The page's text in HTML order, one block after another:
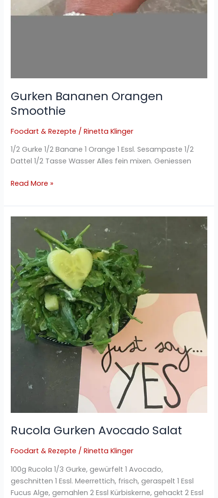
Gurken Bananen Orangen
Smoothie
Foodart & Rezepte /Rinetta Klinger
1/2 Gurke 1/2 Banane 1 Orange 1 Essl. Sesampaste 1/2
Dattel 1/2 Tasse Wasser Alles fein mixen. Geniessen
Read More »
Rucola Gurken Avocado Salat
Foodart & Rezepte /Rinetta Klinger
100g Rucola 1/3 Gurke, gewürfelt 1 Avocado,
geschnitten 1 Essl. Meerrettich, frisch, geraspelt 1 Essl
Fucus Alge, gemahlen 2 Essl Kürbiskerne, gehackt 2 Essl
Rucola
Gurken
Avocado
Salat